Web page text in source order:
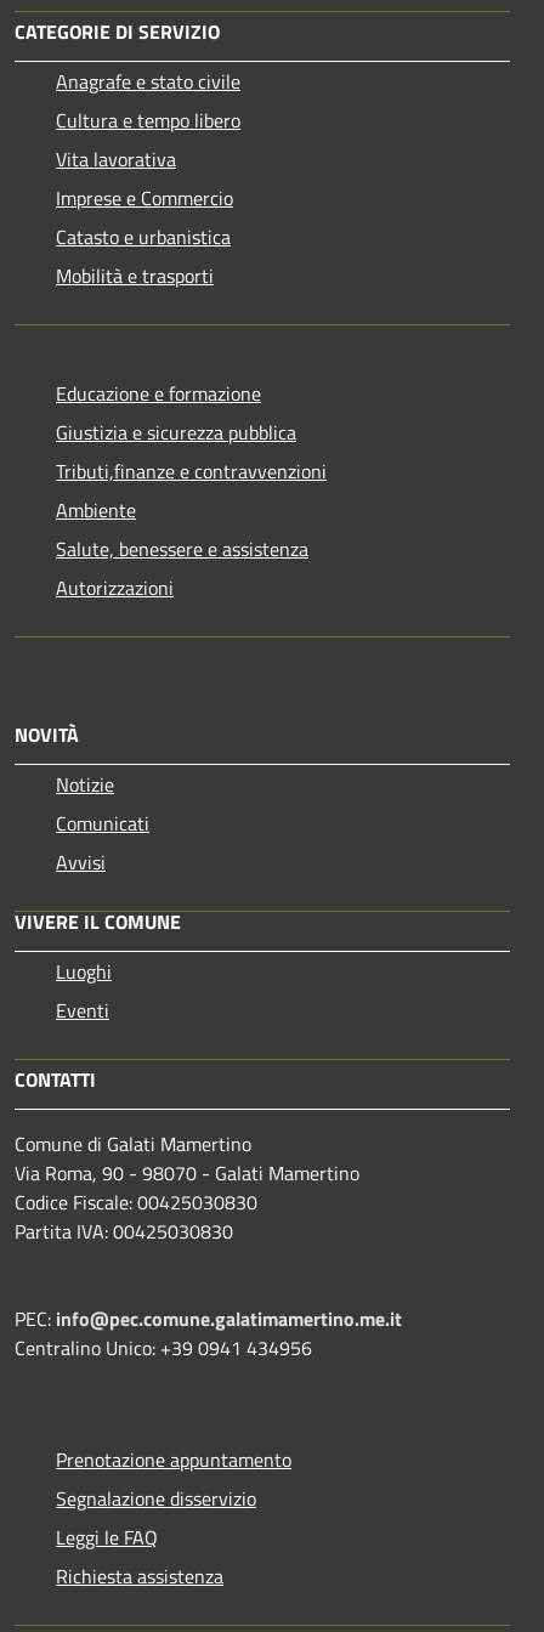
CATEGORIE DI SERVIZIO
Anagrafe e stato civile
Cultura e tempo libero
Vita lavorativa
Imprese e Commercio
Catasto e urbanistica
Mobilità e trasporti
Educazione e formazione
Giustizia e sicurezza pubblica
Tributi,finanze e contravvenzioni
Ambiente
Salute, benessere e assistenza
Autorizzazioni
NOVITÀ
Notizie
Comunicati
Avvisi
VIVERE IL COMUNE
Luoghi
Eventi
CONTATTI
Comune di Galati Mamertino
Via Roma, 90 - 98070 - Galati Mamertino
Codice Fiscale: 00425030830
Partita IVA: 00425030830
PEC: info@pec.comune.galatimamertino.me.it
Centralino Unico: +39 0941 434956
Prenotazione appuntamento
Segnalazione disservizio
Leggi le FAQ
Richiesta assistenza